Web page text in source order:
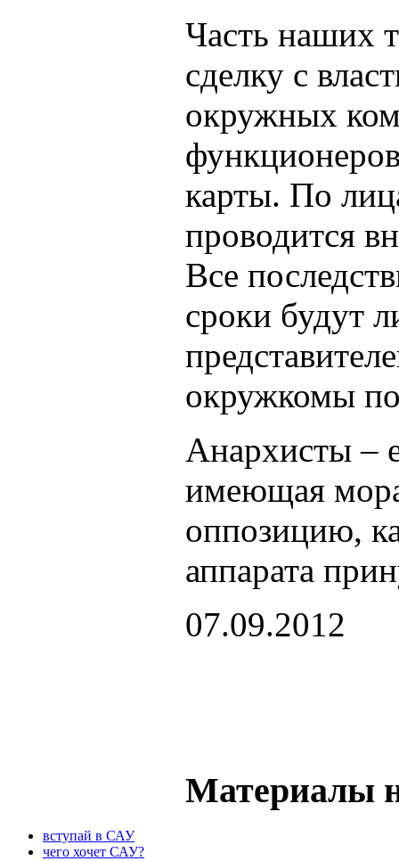
Часть наших
сделку с
окружных
карты. По
проводится
Все
сроки будут
окружкомы
Анархисты –
имеющая
оппозицию,
аппарата
07.09.2012
Материалы
вступай в САУ
чего хочет САУ?